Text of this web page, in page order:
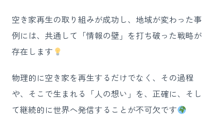
空き家再生の取り組みが成功し、地域が変わった事
例には、共通して「情報の壁」を打ち破った戦略が
存在します
物理的に空き家を再生するだけでなく、その過程
や、そこで生まれる「人の想い」を、正確に、そし
て継続的に世界へ発信することが不可欠です